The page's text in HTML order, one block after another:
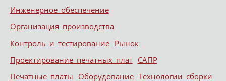
Меню
Skip to content
Инженерное обеспечение
Организация производства
Контроль и тестирование Рынок
Проектирование печатных плат САПР
Печатные платы Оборудование Технологии сборки